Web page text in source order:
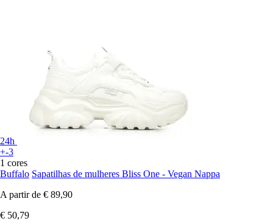
24h
+-3
1 cores
Buffalo Sapatilhas de mulheres Bliss One - Vegan Nappa
A partir de € 89,90
€ 50,79